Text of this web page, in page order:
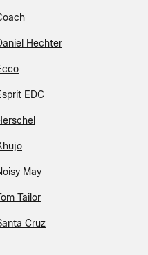
Hechter
EDC
May
Tailor
Cruz